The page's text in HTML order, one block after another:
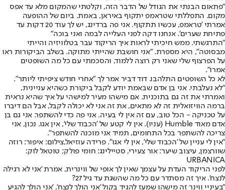
"פתאום הבנתי את הגודל של הדבר הזה, וקלטתי שהמקום מלא עד אפס
מקום. התפללתי שטראמפ יתקוף באיראן, באמת. ביום של ההופעה
אמרתי 'טראמפ, עכשיו תתקוף. אני פה ברדינג, יש לך עוד 20 דקות עד
פתיחת שערים'. אנחנו דקה לפני העלייה לבמה ואני בוכה"
"התרגשתי. ממש חיכיתי לראות איך הריקוד עבר בטלוויזיה והייתי
מבסוטה", היא מספרת. "אני חושבת שהייתי מתוקה. בשלב הביקורות ראו
על הפרצוף שלי שאני רק רוצה ללמוד, והסכמתי עם כל מה השופטים
אמרו".
לא כל השופטים התלהבו. דוד דביר אמר לך "אחרי חודש ציפיתי ליותר".
"לא נעלבתי. אני בן אדם שבאמת יודע לקבל ביקורת כשהיא עניינית,
ואמרתי את זה גם בתוכנית. אם מישהו מעיר למישהי על איך שהיא נראית
ברמה הוויזואלית זה לא מתאים, את זה אני לא יכולה לקבל, אבל הם דיברו
על טכניקה - הכל טוב, עם זה אין לי בעיה. אני פה כדי להשתפר. אני גם בן
אדם מאוד Humble (עניו). אין לי קטע של 'הכבוד שלי', אין אגו. נכון, אני
צריכה להשתפר בכל התחומים, תמיד אני מוכנה להשתפר".
"אין לי עניין של 'הכבוד שלי', אין לי אגו". פרידה עוזיאל,צילום: איפור: רוזה
שוורצמן, עיצוב שיער: אור צעירי, סטיילינג: חומי פולק; טוטאל לוק:
URBANICA
לפני הריקוד העדת על עצמך שאין לך אופי של ווינרית, אמרת 'אני לא רגילה
לנצח'. איך זה מסתדר עם כל מה שהשגת עד גיל 27?
"בעיניי ווינר זה מישהו שמעז להגיד בקול 'אני הולך לנצח', 'אני הולך להגיע